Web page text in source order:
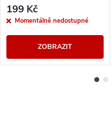
199 Kč
Momentálně nedostupné
ZOBRAZIT